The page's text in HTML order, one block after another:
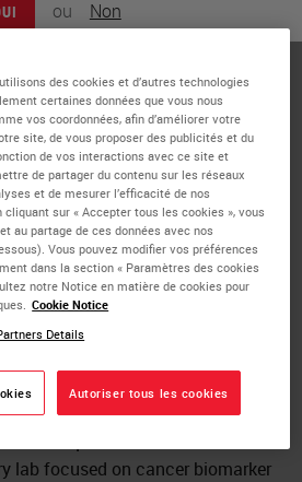
ou Non
Discovery Research at
Pharmaceuticals, Inc. In this
Histopathology Group,
cutting edge in situ
imaging, and digital image
to disease linkage in human
and external collaborations
Alex holds a PhD in Molecular
of experience in the fields of
Adjunct Research Assistant
of Oncology at the University
lab focused on cancer biomarker
des cookies et d’autres technologies
certaines données que vous nous
vos coordonnées, afin d’améliorer votre
site, de vous proposer des publicités et du
de vos interactions avec ce site et
de partager du contenu sur les réseaux
et de mesurer l’efficacité de nos
sur « Accepter tous les cookies », vous
au partage de ces données avec nos
Vous pouvez modifier vos préférences
dans la section « Paramètres des cookies
notre Notice en matière de cookies pour
Cookie Notice
Details
Autoriser tous les cookies